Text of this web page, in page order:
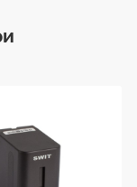
V